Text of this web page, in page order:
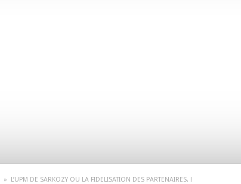
» L’UPM DE SARKOZY OU LA FIDELISATION DES PARTENAIRES. !